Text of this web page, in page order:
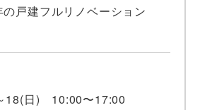
戸建フルリノベーション
18(日) 10:00〜17:00